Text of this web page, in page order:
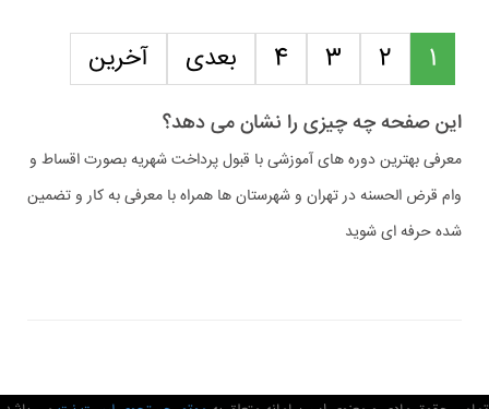
1
2
3
4 بعدی آخرین
این صفحه چه چیزی را نشان می دهد؟
معرفی بهترین دوره های آموزشی با قبول پرداخت شهریه بصورت اقساط و
وام قرض الحسنه در تهران و شهرستان ها همراه با معرفی به کار و تضمین
شده حرفه ای شوید